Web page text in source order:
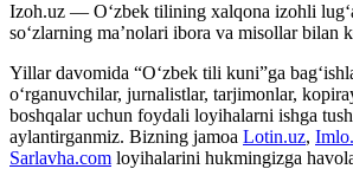
Izoh.uz — O‘zbek tilining xalqona izohli
so‘zlarning ma’nolari ibora va misollar bilan
Yillar davomida “O‘zbek tili kuni”ga
o‘rganuvchilar, jurnalistlar, tarjimonlar,
boshqalar uchun foydali loyihalarni ishga
aylantirganmiz. Bizning jamoa Lotin.uz,
Sarlavha.com loyihalarini hukmingizga